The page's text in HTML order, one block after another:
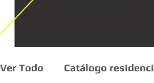
Ver Todo Catálogo